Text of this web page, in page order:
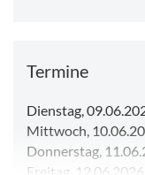
Termine
Dienstag,
Mittwoch,
Donnerstag,
Freitag,